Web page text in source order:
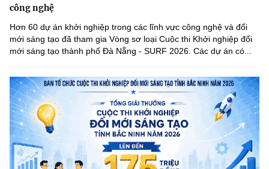
công nghệ
Hơn 60 dự án khởi nghiệp trong các lĩnh vực công nghệ và đổi
mới sáng tạo đã tham gia Vòng sơ loại Cuộc thi Khởi nghiệp đổi
mới sáng tạo thành phố Đà Nẵng - SURF 2026. Các dự án có...